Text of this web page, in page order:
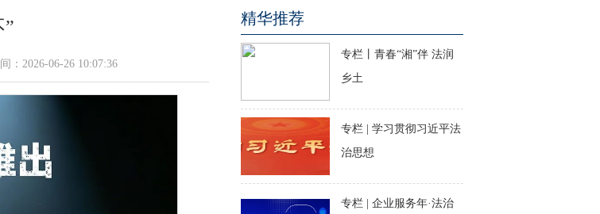
2026-06-26 10:07:36
精华推荐
专栏丨青春“湘”伴 法润
乡土
专栏 | 学习贯彻习近平法
治思想
专栏 | 企业服务年·法治